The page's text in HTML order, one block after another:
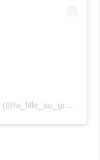
Une publication partagée par Karianne (@la_fille_au_grand_chien_noir)